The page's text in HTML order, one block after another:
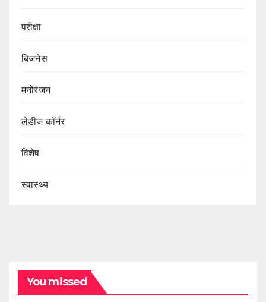
परीक्षा
बिजनेस
मनोरंजन
लेडीज कॉर्नर
विशेष
स्वास्थ्य
You missed